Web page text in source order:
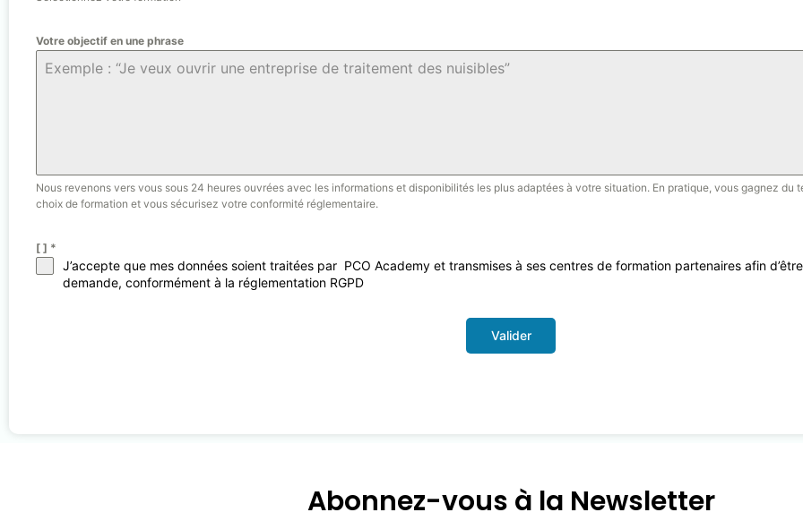
Votre objectif en une phrase
Nous revenons vers vous sous 24 heures ouvrées avec les informations et disponibilités les plus adaptées à votre situation. En pratique, vous gagnez du
choix de formation et vous sécurisez votre conformité réglementaire.
[ ] *
J’accepte que mes données soient traitées par PCO Academy et transmises à ses centres de formation partenaires afin
demande, conformément à la réglementation RGPD
Valider
Abonnez-vous à la Newsletter